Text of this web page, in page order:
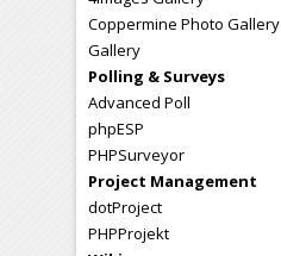
Coppermine Photo Gallery
Gallery
Polling & Surveys
Advanced Poll
phpESP
PHPSurveyor
Project Management
dotProject
PHPProjekt